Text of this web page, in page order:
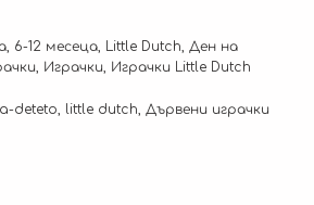
6-12 месеца Little Dutch
Ден на
Играчки Играчки Little Dutch
deteto little dutch Дървени играчки